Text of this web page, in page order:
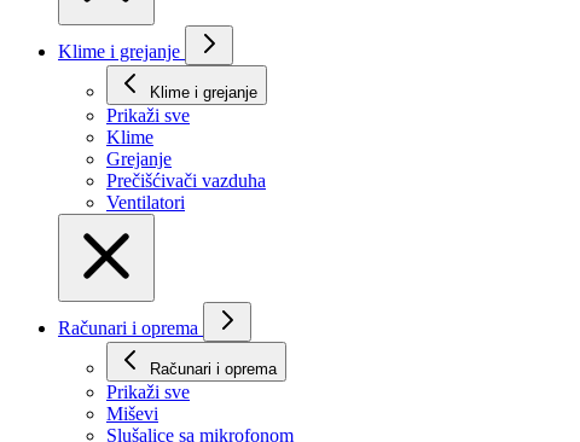
Klime i grejanje
Klime i grejanje
Prikaži svе
Klime
Grejanje
Prečišćivači vazduha
Ventilatori
Računari i oprema
Računari i oprema
Prikaži svе
Miševi
Slušalice sa mikrofonom